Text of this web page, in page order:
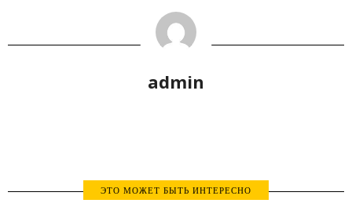
admin
ЭТО МОЖЕТ БЫТЬ ИНТЕРЕСНО